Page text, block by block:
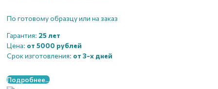
По готовому образцу или на заказ
Гарантия: 25 лет
Цена: от 5000 рублей
Срок изготовления: от 3-х дней
Подробнее...